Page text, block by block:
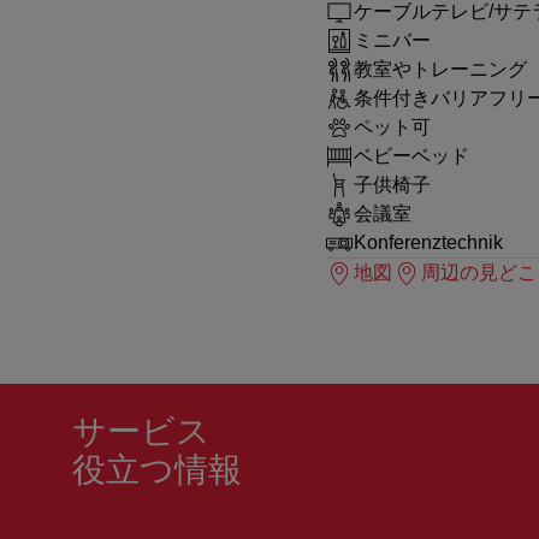
ケーブルテレビ/サテ
ミニバー
教室やトレーニング
条件付きバリアフリ
ペット可
ベビーベッド
子供椅子
会議室
Konferenztechnik
地図
周辺の見どこ
サービス
役立つ情報